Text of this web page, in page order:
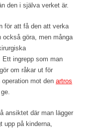
den i själva verket är.
för att få den att verka
också göra, men många
Ett ingrepp som man
om råkar ut för
mot den artros
ansiktet där man lägger
upp på kinderna,